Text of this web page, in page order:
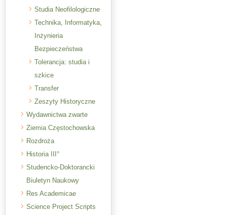
Studia Neofilologiczne
Technika, Informatyka,
Inżynieria
Bezpieczeństwa
Tolerancja: studia i
szkice
Transfer
Zeszyty Historyczne
Wydawnictwa zwarte
Ziemia Częstochowska
Rozdroża
Historia III°
Studencko-Doktorancki
Biuletyn Naukowy
Res Academicae
Science Project Scripts